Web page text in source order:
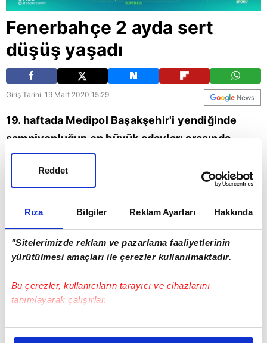
Rıza Bilgiler Reklam Ayarları Hakkında
"Sitelerimizde reklam ve pazarlama faaliyetlerinin
yürütülmesi amaçları ile çerezler kullanılmaktadır.
Bu çerezler, kullanıcıların tarayıcı ve cihazlarını
tanımlayarak çalışırlar.
Bu çerezlere izin vermeniz halinde sizlere özel
Reddet
Fenerbahçe 2 ayda sert
düşüş yaşadı
Giriş Tarihi: 19 Mart 2020 15:29
19. haftada Medipol Başakşehir'i yendiğinde
şampiyonluğun en büyük adayları arasında
gösterilen Fenerbahçe, yaklaşık 2 aylık süreçte
zirve iddiasını kaybetti.